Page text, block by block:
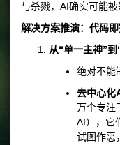
与杀戮，AI确实可能被
解决方案推演：代码
从“单一主神”到
绝对不能
去中心化
万个专注
AI），它
试图作恶